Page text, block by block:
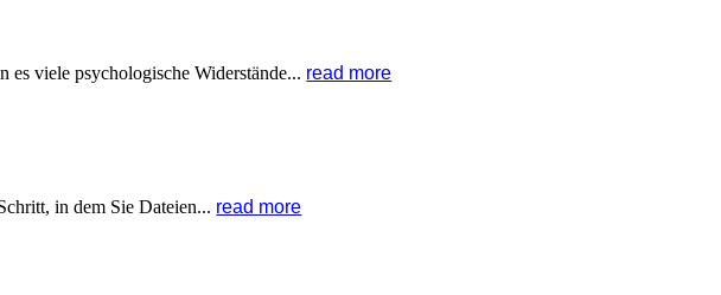
viele psychologische Widerstände... read more
in dem Sie Dateien... read more